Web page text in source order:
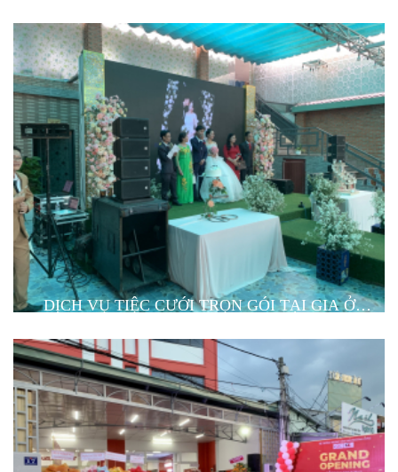
DỊCH VỤ TIỆC CƯỚI TRỌN GÓI TẠI GIA Ở